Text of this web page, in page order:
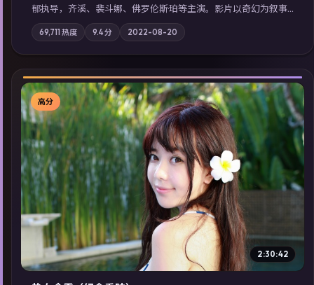
郁执导，齐溪、裴斗娜、佛罗伦斯·珀等主演。影片以奇幻为叙事
主轴，边境小镇的平静被一封匿名信彻底打破；摄影与配乐强化
地域气质；站内亦可通过「国产免费观看高清电视剧在线看」延
展检索同类型高分佳作，畅享高清在线追剧体验。
69,711 热度 9.4分 2022-08-20
▶
高分
2:30:42